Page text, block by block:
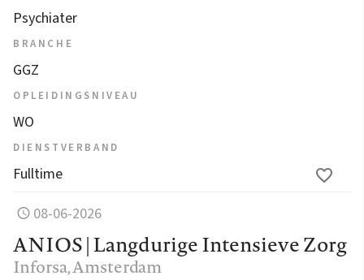
Psychiater
BRANCHE
GGZ
OPLEIDINGSNIVEAU
WO
DIENSTVERBAND
Fulltime
08-06-2026
ANIOS | Langdurige Intensieve Zorg
Inforsa, Amsterdam